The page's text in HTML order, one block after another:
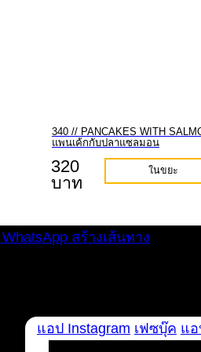
340 // PANCAKES WITH
แพนเค้กกับปลาแซลมอน
320
บาท
ในขยะ
สร้างเส้นทาง
แอป Instagram เฟซบุ๊ค แอ